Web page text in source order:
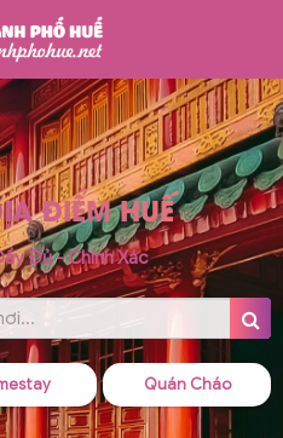
ĐIỂM HUẾ
Đủ - Chính Xác
Quán Cháo